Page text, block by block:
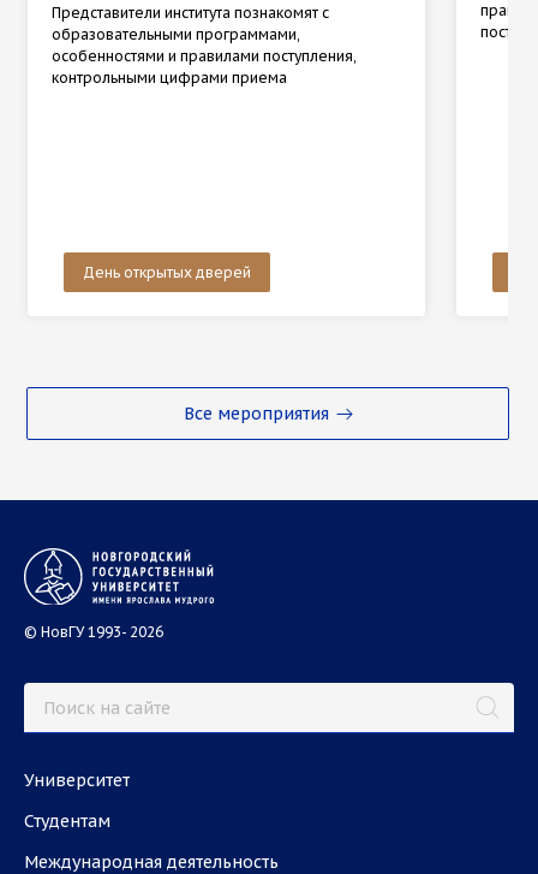
Все мероприятия
Представители института познакомят с
образовательными программами,
особенностями и правилами поступления,
контрольными цифрами приема
День открытых дверей
© НовГУ 1993- 2026
Университет
Студентам
Международная деятельность